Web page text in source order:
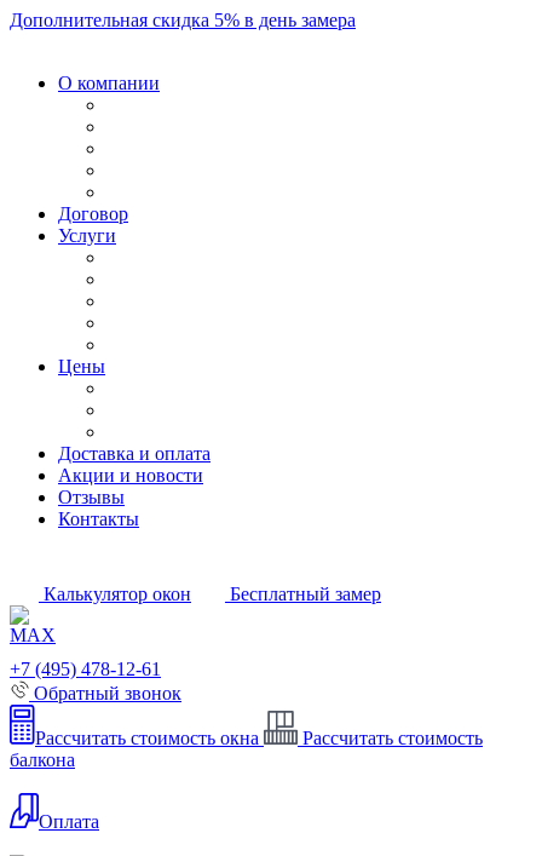
Дополнительная скидка 5% в день замера
О компании
Договор
Услуги
Цены
Доставка и оплата
Акции и новости
Отзывы
Контакты
Калькулятор окон Бесплатный замер
+7 (495) 478-12-61
Обратный звонок
Рассчитать стоимость окна
Рассчитать стоимость
балкона
Оплата